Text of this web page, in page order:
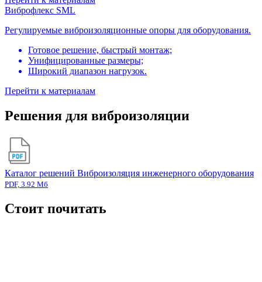
Виброфлекс SML
Регулируемые виброизоляционные опоры для оборудования.
Готовое решение, быстрый монтаж;
Унифицированные размеры;
Широкий диапазон нагрузок.
Перейти к материалам
Решения для виброизоляции
Каталог решений Виброизоляция инженерного оборудования
PDF, 3.92 Мб
Стоит почитать